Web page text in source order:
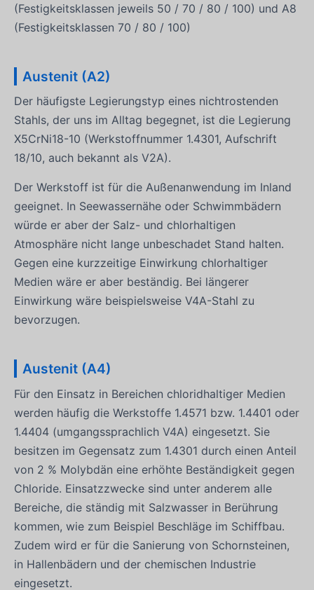
(Festigkeitsklassen jeweils 50 / 70 / 80 / 100) und A8
(Festigkeitsklassen 70 / 80 / 100)
Austenit (A2)
Der häufigste Legierungstyp eines nichtrostenden
Stahls, der uns im Alltag begegnet, ist die Legierung
X5CrNi18-10 (Werkstoffnummer 1.4301, Aufschrift
18/10, auch bekannt als V2A).
Der Werkstoff ist für die Außenanwendung im Inland
geeignet. In Seewassernähe oder Schwimmbädern
würde er aber der Salz- und chlorhaltigen
Atmosphäre nicht lange unbeschadet Stand halten.
Gegen eine kurzzeitige Einwirkung chlorhaltiger
Medien wäre er aber beständig. Bei längerer
Einwirkung wäre beispielsweise V4A-Stahl zu
bevorzugen.
Austenit (A4)
Für den Einsatz in Bereichen chloridhaltiger Medien
werden häufig die Werkstoffe 1.4571 bzw. 1.4401 oder
1.4404 (umgangssprachlich V4A) eingesetzt. Sie
besitzen im Gegensatz zum 1.4301 durch einen Anteil
von 2 % Molybdän eine erhöhte Beständigkeit gegen
Chloride. Einsatzzwecke sind unter anderem alle
Bereiche, die ständig mit Salzwasser in Berührung
kommen, wie zum Beispiel Beschläge im Schiffbau.
Zudem wird er für die Sanierung von Schornsteinen,
in Hallenbädern und der chemischen Industrie
eingesetzt.